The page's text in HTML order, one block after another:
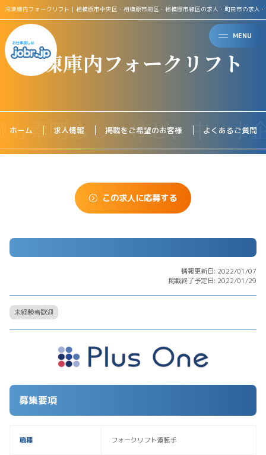
MENU
冷凍庫内フォークリフト｜相模原市中央区・相模原市南区・相模原市緑区の求人・町田市の求人
冷凍庫内フォークリフト
ホーム 求人情報 掲載をご希望のお客様 よくあるご質問
この求人に応募する
情報更新日: 2022/01/07
掲載終了予定日: 2022/01/29
未経験者歓迎
募集要項
職種 フォークリフト運転手